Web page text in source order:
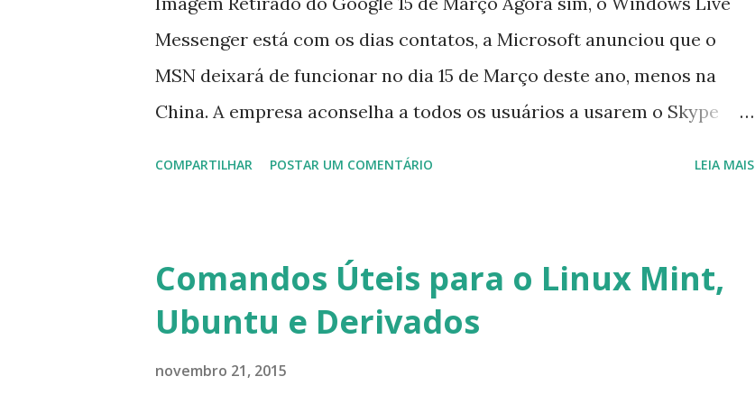
Messenger está com os dias contatos, a Microsoft anunciou que o
MSN deixará de funcionar no dia 15 de Março deste ano, menos na
China. A empresa aconselha a todos os usuários a usarem o Skype
notificação). Acho o Skype melhor que o Windows Live (assim como
muitos profissionais de TI) , mesmo na versão para Linux, claro,
sempre existem outras opções e o Pidgin, que se mostra como opção.
COMPARTILHAR POSTAR UM COMENTÁRIO LEIA MAIS
Comandos Úteis para o Linux Mint,
Ubuntu e Derivados
novembro 21, 2015